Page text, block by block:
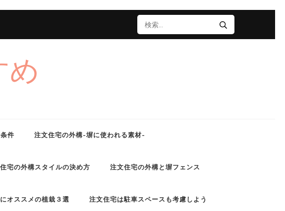
検
索:
め
件 注文住宅の外構-塀に使われる素材-
宅の外構スタイルの決め方 注文住宅の外構と塀フェンス
オススメの植栽３選 注文住宅は駐車スペースも考慮しよう